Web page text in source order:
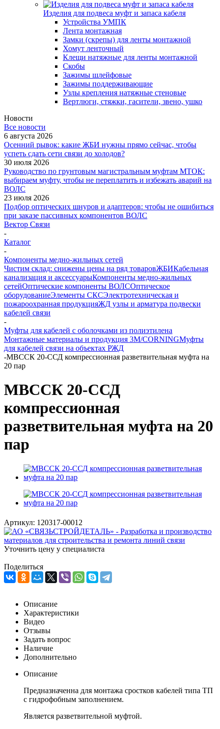
Изделия для подвеса муфт и запаса кабеля
Устройства УМПК
Лента монтажная
Замки (скрепы) для ленты монтажной
Хомут ленточный
Клещи натяжные для ленты монтажной
Скобы
Зажимы шлейфовые
Зажимы поддерживающие
Узлы крепления натяжные стеновые
Вертлюги, стяжки, гасители, звено, ушко
Новости
Все новости
6 августа 2026
Осенний рывок: какие ЖБИ нужны прямо сейчас, чтобы
успеть сдать сети связи до холодов?
30 июля 2026
Руководство по грунтовым магистральным муфтам МТОК:
выбираем муфту, чтобы не переплатить и избежать аварий на
ВОЛС
23 июля 2026
Подбор оптических шнуров и адаптеров: чтобы не ошибиться
при заказе пассивных компонентов ВОЛС
Вектор Связи
-
Каталог
-
Компоненты медно-жильных сетей
Чистим склад: снижены цены на ряд товаровЖБИКабельная
канализация и аксессуарыКомпоненты медно-жильных
сетейОптические компоненты ВОЛСОптическое
оборудованиеЭлементы СКСЭлектротехническая и
пожароохранная продукцияЖД узлы и арматура подвески
кабелей связи
-
Муфты для кабелей с оболочками из полиэтилена
Монтажные материалы и продукция 3M/CORNINGМуфты
для кабелей связи на объектах РЖД
-МВССК 20-ССД компрессионная разветвительная муфта на
20 пар
МВССК 20-ССД
компрессионная
разветвительная муфта на 20
пар
Артикул: 120317-00012
Уточнить цену у специалиста
Поделиться
Описание
Характеристики
Видео
Отзывы
Задать вопрос
Наличие
Дополнительно
Описание
Предназначенна для монтажа сростков кабелей типа ТП
с гидрофобным заполнением.
Является разветвительной муфтой.